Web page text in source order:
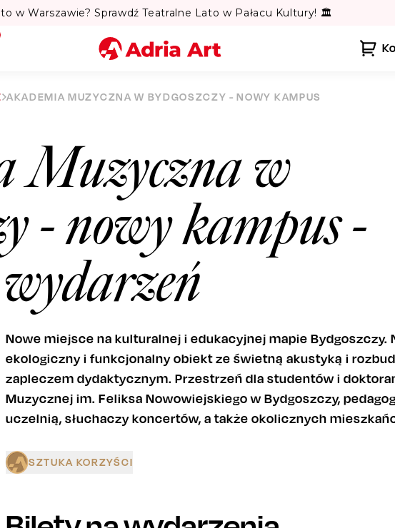
w Warszawie? Sprawdź Teatralne Lato w Pałacu Kultury! 🏛️
Miasto
Szukaj
AKADEMIA MUZYCZNA W BYDGOSZCZY - NOWY KAMPUS
Muzyczna w
- nowy kampus-
Nowe miejsce na kulturalnej i edukacyjnej mapie Bydgoszczy.
ekologiczny i funkcjonalny obiekt ze świetną akustyką i
zapleczem dydaktycznym. Przestrzeń dla studentów i
Muzycznej im. Feliksa Nowowiejskiego w Bydgoszczy,
uczelnią, słuchaczy koncertów, a także okolicznych
SZTUKA KORZYŚCI